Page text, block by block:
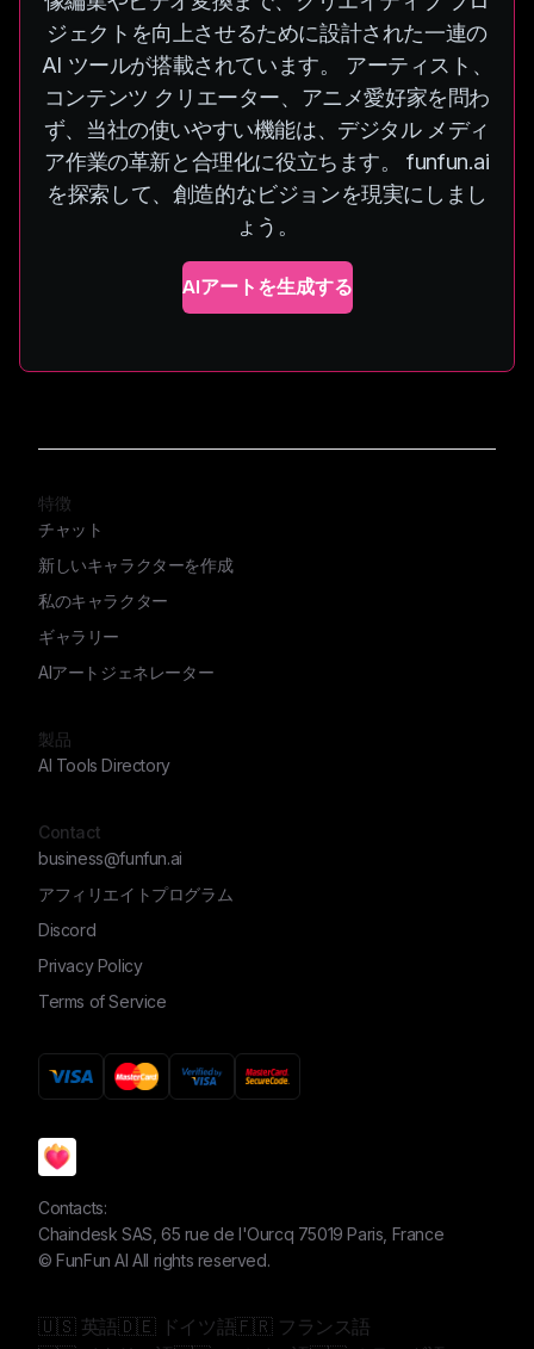
ジェクトを向上させるために設計された一連の
AI ツールが搭載されています。 アーティスト、
コンテンツ クリエーター、アニメ愛好家を問わ
ず、当社の使いやすい機能は、デジタル メディ
ア作業の革新と合理化に役立ちます。 funfun.ai
を探索して、創造的なビジョンを現実にしまし
ょう。
AIアートを生成する
Contacts:
Chaindesk SAS, 65 rue de l'Ourcq 75019 Paris, France
©FunFun AI All rights reserved.
特徴
チャット
新しいキャラクターを作成
私のキャラクター
ギャラリー
AIアートジェネレーター
製品
AI Tools Directory
Contact
business@funfun.ai
アフィリエイトプログラム
Discord
Privacy Policy
Terms of Service
🇺🇸 英語🇩🇪 ドイツ語🇫🇷 フランス語